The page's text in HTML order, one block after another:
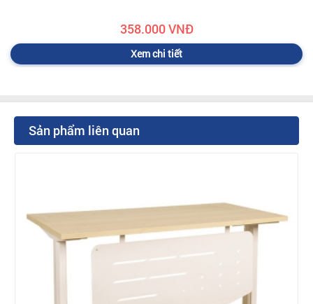
358.000 VNĐ
Xem chi tiết
Sản phẩm liên quan